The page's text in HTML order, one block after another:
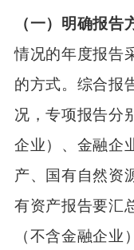
（一）明确报告
情况的年度报告
的方式。综合报
况，专项报告分
企业）、金融企
产、国有自然资
有资产报告要汇
（不含金融企